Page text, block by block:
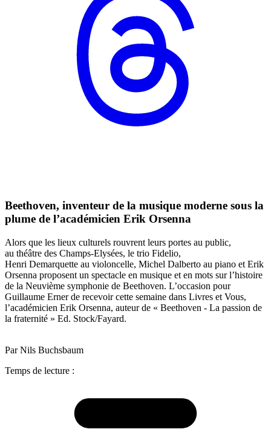
Beethoven, inventeur de la musique moderne sous la
plume de l’académicien Erik Orsenna
Alors que les lieux culturels rouvrent leurs portes au public,
au théâtre des Champs-Elysées, le trio Fidelio,
Henri Demarquette au violoncelle, Michel Dalberto au piano et Erik
Orsenna proposent un spectacle en musique et en mots sur l’histoire
de la Neuvième symphonie de Beethoven. L’occasion pour
Guillaume Erner de recevoir cette semaine dans Livres et Vous,
l’académicien Erik Orsenna, auteur de « Beethoven - La passion de
la fraternité » Ed. Stock/Fayard.
Par Nils Buchsbaum
Temps de lecture :